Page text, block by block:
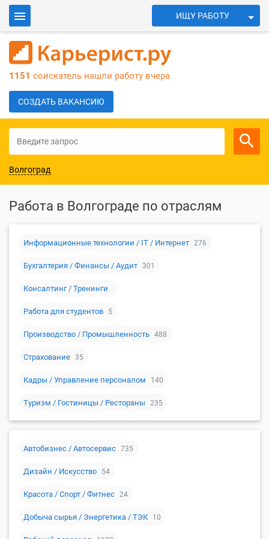
ИЩУ РАБОТУ
Войти
Для работодателей
1151 соискатель нашли работу вчера
СОЗДАТЬ ВАКАНСИЮ
Волгоград
Работа в Волгограде по отраслям
Информационные технологии / IT / Интернет 276
Бухгалтерия / Финансы / Аудит 301
Консалтинг / Тренинги
Работа для студентов 5
Производство / Промышленность 488
Страхование 35
Кадры / Управление персоналом 140
Туризм / Гостиницы / Рестораны 235
Автобизнес / Автосервис 735
Дизайн / Искусство 54
Красота / Спорт / Фитнес 24
Добыча сырья / Энергетика / ТЭК 10